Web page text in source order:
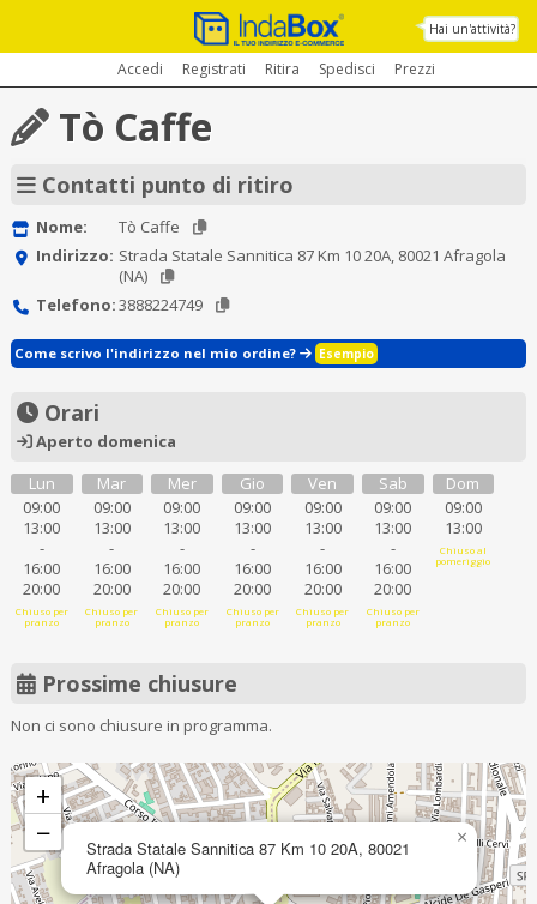
Hai un'attività?
Accedi Registrati Ritira Spedisci Prezzi
Tò Caffe
Contatti punto di ritiro
Nome:
Tò Caffe
Indirizzo: Strada Statale Sannitica 87 Km 10 20A, 80021 Afragola
(NA)
Telefono:3888224749
Come scrivo l'indirizzo nel mio ordine? Esempio
Orari
Aperto domenica
Lun
09:00
13:00
-
16:00
20:00
Chiuso per
pranzo
Mar
09:00
13:00
-
16:00
20:00
Chiuso per
pranzo
Mer
09:00
13:00
-
16:00
20:00
Chiuso per
pranzo
Gio
09:00
13:00
-
16:00
20:00
Chiuso per
pranzo
Ven
09:00
13:00
-
16:00
20:00
Chiuso per
pranzo
Sab
09:00
13:00
-
16:00
20:00
Chiuso per
pranzo
Dom
09:00
13:00
Chiuso al
pomeriggio
Prossime chiusure
Non ci sono chiusure in programma.
Strada Statale Sannitica 87 Km 10 20A, 80021
Afragola (NA)
×
+
−